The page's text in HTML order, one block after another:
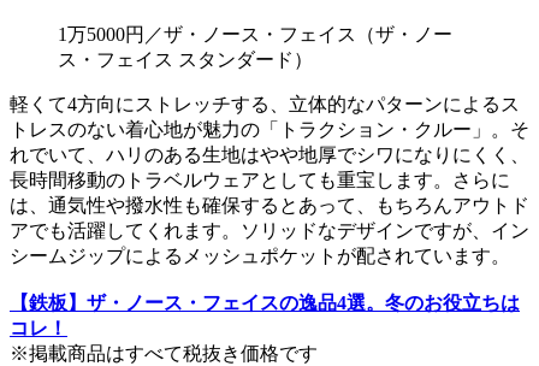
1万5000円／ザ・ノース・フェイス（ザ・ノー
ス・フェイス スタンダード）
軽くて4方向にストレッチする、立体的なパターンによるス
トレスのない着心地が魅力の「トラクション・クルー」。そ
れでいて、ハリのある生地はやや地厚でシワになりにくく、
長時間移動のトラベルウェアとしても重宝します。さらに
は、通気性や撥水性も確保するとあって、もちろんアウトド
アでも活躍してくれます。ソリッドなデザインですが、イン
シームジップによるメッシュポケットが配されています。
【鉄板】ザ・ノース・フェイスの逸品4選。冬のお役立ちは
コレ！
※掲載商品はすべて税抜き価格です